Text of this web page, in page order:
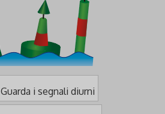
Guarda i segnali diurni